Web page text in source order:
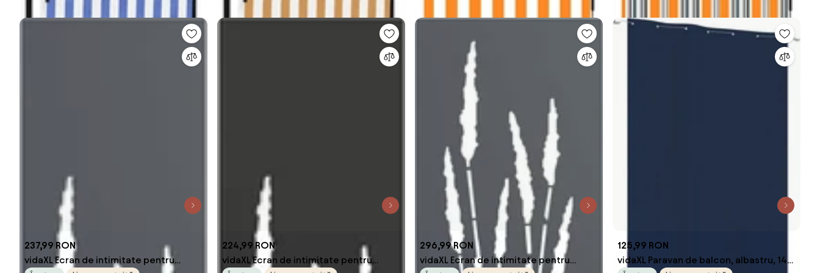
237,99 RON
vidaXL Ecran de intimitate pentru
224,99 RON
vidaXL Ecran de intimitate pentru
296,99 RON
vidaXL Ecran de intimitate pentru
125,99 RON
vidaXL Paravan de balcon, albastru, 140